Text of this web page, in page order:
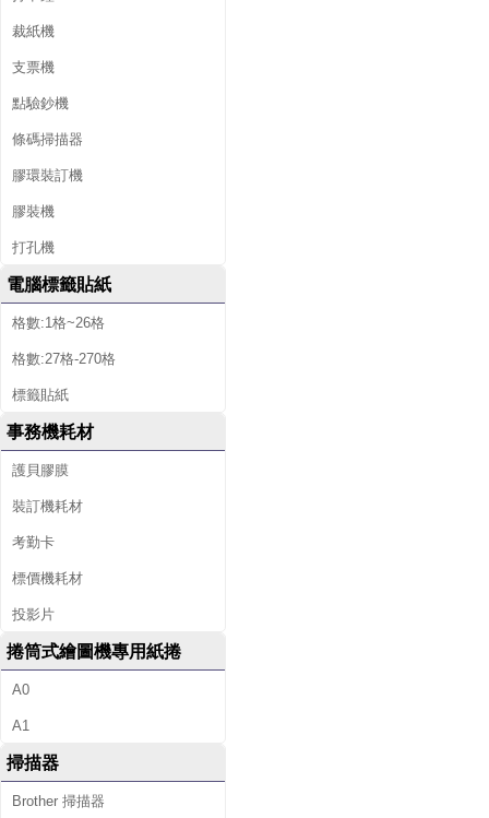
裁紙機
支票機
點驗鈔機
條碼掃描器
膠環裝訂機
膠裝機
打孔機
電腦標籤貼紙
格數:1格~26格
格數:27格-270格
標籤貼紙
事務機耗材
護貝膠膜
裝訂機耗材
考勤卡
標價機耗材
投影片
捲筒式繪圖機專用紙捲
A0
A1
掃描器
Brother 掃描器